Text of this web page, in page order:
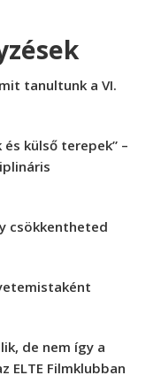
tanultunk a VI.
külső terepek” –
csökkentheted
de nem így a
ELTE Filmklubban